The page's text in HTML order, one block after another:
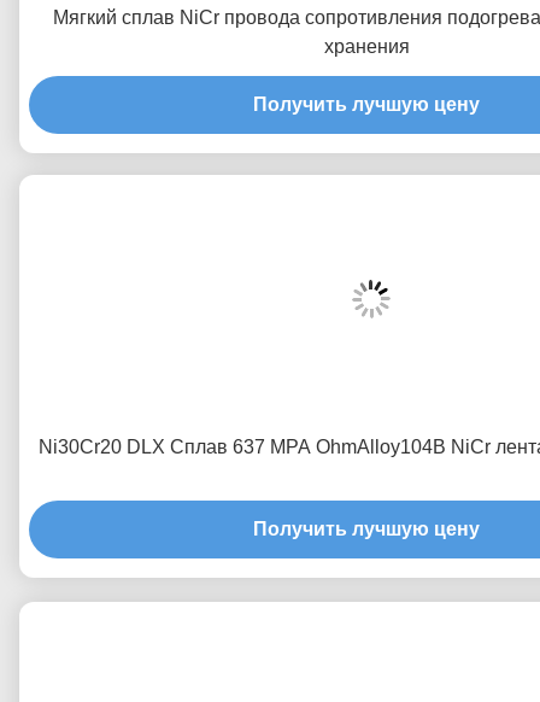
Мягкий сплав NiCr провода сопротивления
хранения
Получить лучшую цену
Ni30Cr20 DLX Сплав 637 MPA OhmAlloy104B NiCr
Получить лучшую цену